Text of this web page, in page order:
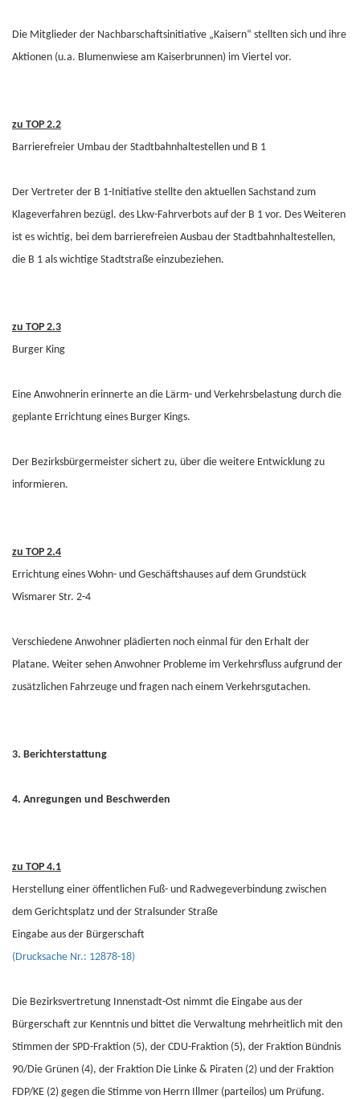
Die Mitglieder der Nachbarschaftsinitiative „Kaisern“ stellten sich und ihre
Aktionen (u.a. Blumenwiese am Kaiserbrunnen) im Viertel vor.
zu TOP 2.2
Barrierefreier Umbau der Stadtbahnhaltestellen und B 1
Der Vertreter der B 1-Initiative stellte den aktuellen Sachstand zum
Klageverfahren bezügl. des Lkw-Fahrverbots auf der B 1 vor. Des Weiteren
ist es wichtig, bei dem barrierefreien Ausbau der Stadtbahnhaltestellen,
die B 1 als wichtige Stadtstraße einzubeziehen.
zu TOP 2.3
Burger King
Eine Anwohnerin erinnerte an die Lärm- und Verkehrsbelastung durch die
geplante Errichtung eines Burger Kings.
Der Bezirksbürgermeister sichert zu, über die weitere Entwicklung zu
informieren.
zu TOP 2.4
Errichtung eines Wohn- und Geschäftshauses auf dem Grundstück
Wismarer Str. 2-4
Verschiedene Anwohner plädierten noch einmal für den Erhalt der
Platane. Weiter sehen Anwohner Probleme im Verkehrsfluss aufgrund der
zusätzlichen Fahrzeuge und fragen nach einem Verkehrsgutachen.
3. Berichterstattung
4. Anregungen und Beschwerden
zu TOP 4.1
Herstellung einer öffentlichen Fuß- und Radwegeverbindung zwischen
dem Gerichtsplatz und der Stralsunder Straße
Eingabe aus der Bürgerschaft
(Drucksache Nr.: 12878-18)
Die Bezirksvertretung Innenstadt-Ost nimmt die Eingabe aus der
Bürgerschaft zur Kenntnis und bittet die Verwaltung mehrheitlich mit den
Stimmen der SPD-Fraktion (5), der CDU-Fraktion (5), der Fraktion Bündnis
90/Die Grünen (4), der Fraktion Die Linke & Piraten (2) und der Fraktion
FDP/KE (2) gegen die Stimme von Herrn Illmer (parteilos) um Prüfung.